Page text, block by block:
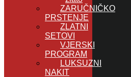
ZARUČNIČKO
PRSTENJE
ZLATNI
SETOVI
VJERSKI
PROGRAM
LUKSUZNI
NAKIT